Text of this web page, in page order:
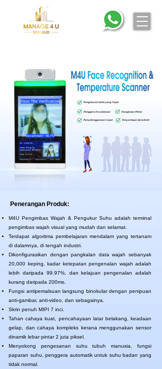
Pengukuran Suhu yang Tepat
Penggera Kecelakaan Rangkaian Pintar
Penyelenggaraan Cepat Penyaringan Sensitiviti
Penerangan Produk:
M4U Pengimbas Wajah & Pengukur Suhu adalah terminal
pengimbas wajah visual yang mudah dan selamat.
Terdapat algoritma pembelajaran mendalam yang tertanam
di dalamnya, di tengah industri.
Dikonfigurasikan dengan pangkalan data wajah sebanyak
20,000 keping, kadar ketepatan pengenalan wajah adalah
lebih daripada 99.97%, dan kelajuan pengenalan adalah
kurang daripada 200ms.
Fungsi antipemalsuan langsung binokular dengan penipuan
anti-gambar, anti-video, dan sebagainya.
Skrin penuh MIPI 7 inci.
Tahan cahaya kuat, pencahayaan latar belakang, keadaan
gelap, dan cahaya kompleks kerana menggunakan sensor
dinamik lebar pintar 2 juta piksel.
Menyokong pengesanan suhu tubuh manusia, fungsi
paparan suhu, penggera automatik untuk suhu badan yang
tidak normal.